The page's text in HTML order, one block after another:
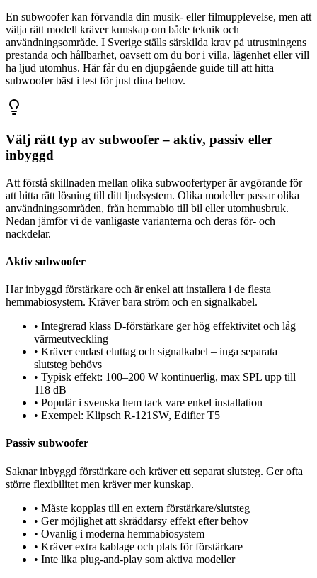
En subwoofer kan förvandla din musik- eller filmupplevelse, men att
välja rätt modell kräver kunskap om både teknik och
användningsområde. I Sverige ställs särskilda krav på utrustningens
prestanda och hållbarhet, oavsett om du bor i villa, lägenhet eller vill
ha ljud utomhus. Här får du en djupgående guide till att hitta
subwoofer bäst i test för just dina behov.
Välj rätt typ av subwoofer – aktiv, passiv eller
inbyggd
Att förstå skillnaden mellan olika subwoofertyper är avgörande för
att hitta rätt lösning till ditt ljudsystem. Olika modeller passar olika
användningsområden, från hemmabio till bil eller utomhusbruk.
Nedan jämför vi de vanligaste varianterna och deras för- och
nackdelar.
Aktiv subwoofer
Har inbyggd förstärkare och är enkel att installera i de flesta
hemmabiosystem. Kräver bara ström och en signalkabel.
• Integrerad klass D-förstärkare ger hög effektivitet och låg
värmeutveckling
• Kräver endast eluttag och signalkabel – inga separata
slutsteg behövs
• Typisk effekt: 100–200 W kontinuerlig, max SPL upp till
118 dB
• Populär i svenska hem tack vare enkel installation
• Exempel: Klipsch R-121SW, Edifier T5
Passiv subwoofer
Saknar inbyggd förstärkare och kräver ett separat slutsteg. Ger ofta
större flexibilitet men kräver mer kunskap.
• Måste kopplas till en extern förstärkare/slutsteg
• Ger möjlighet att skräddarsy effekt efter behov
• Ovanlig i moderna hemmabiosystem
• Kräver extra kablage och plats för förstärkare
• Inte lika plug-and-play som aktiva modeller